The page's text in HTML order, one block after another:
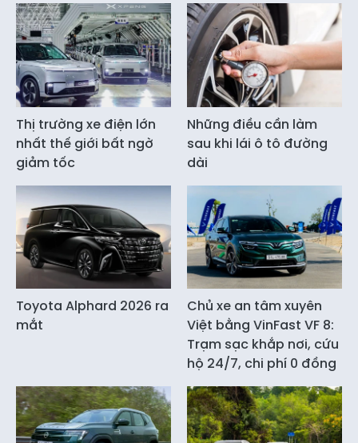
Thị trường xe điện lớn
nhất thế giới bất ngờ
giảm tốc
Những điều cần làm
sau khi lái ô tô đường
dài
Toyota Alphard 2026 ra
mắt
Chủ xe an tâm xuyên
Việt bằng VinFast VF 8:
Trạm sạc khắp nơi, cứu
hộ 24/7, chi phí 0 đồng